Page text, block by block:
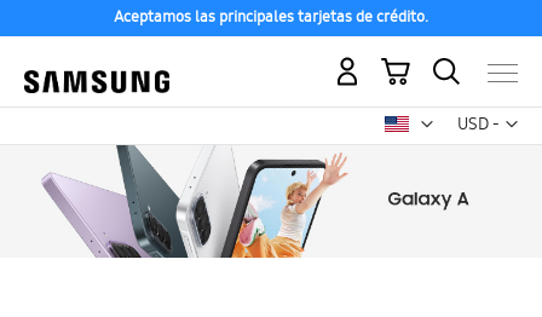
Aceptamos las principales tarjetas de crédito.
USD -
dólar
Mi carrito